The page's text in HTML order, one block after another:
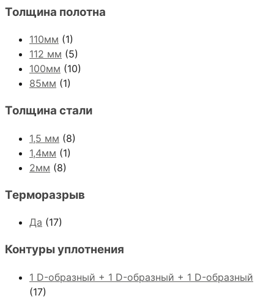
Толщина полотна
110мм (1)
112 мм (5)
100мм (10)
85мм (1)
Толщина стали
1,5 мм (8)
1,4мм (1)
2мм (8)
Терморазрыв
Да (17)
Контуры уплотнения
1 D-образный + 1 D-образный + 1 D-образный
(17)